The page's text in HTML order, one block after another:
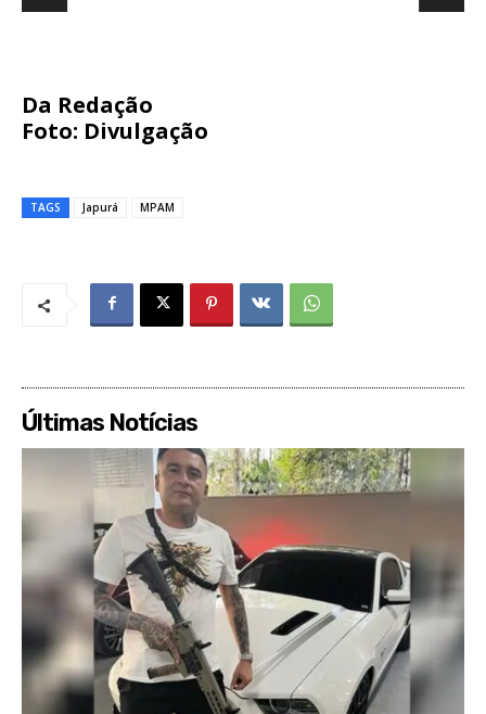
Da Redação
Foto: Divulgação
TAGS Japurá MPAM
Últimas Notícias